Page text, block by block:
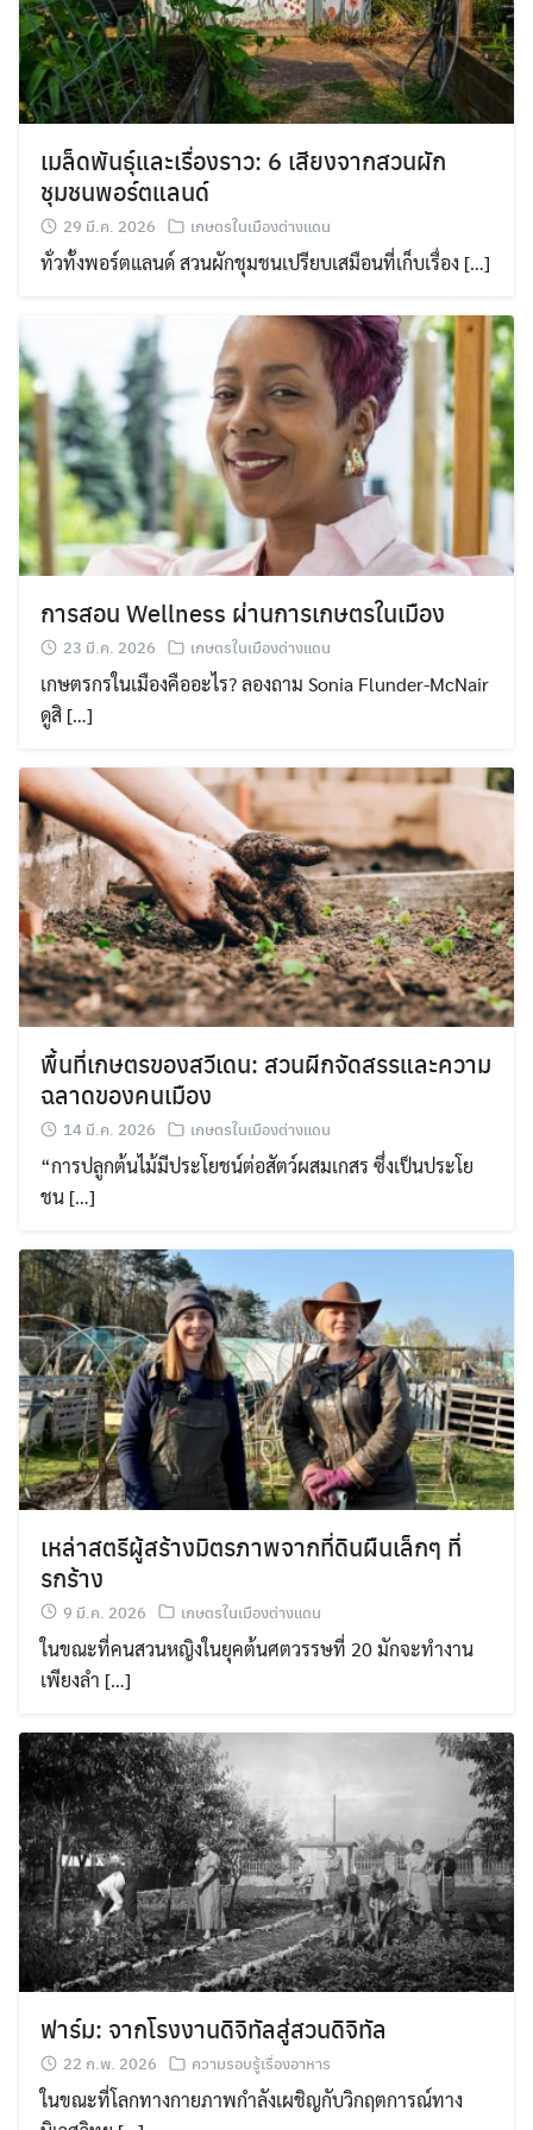
Search
for: Search
เมล็ดพันธุ์และเรื่องราว: 6 เสียงจากสวนผัก
ชุมชนพอร์ตแลนด์
29 มี.ค. 2026 เกษตรในเมืองต่างแดน
ทั่วทั้งพอร์ตแลนด์ สวนผักชุมชนเปรียบเสมือนที่เก็บเรื่อง […]
การสอน Wellness ผ่านการเกษตรในเมือง
23 มี.ค. 2026 เกษตรในเมืองต่างแดน
เกษตรกรในเมืองคืออะไร? ลองถาม Sonia Flunder-McNair
ดูสิ […]
พื้นที่เกษตรของสวีเดน: สวนผีกจัดสรรและความ
ฉลาดของคนเมือง
14 มี.ค. 2026 เกษตรในเมืองต่างแดน
“การปลูกต้นไม้มีประโยชน์ต่อสัตว์ผสมเกสร ซึ่งเป็นประโย
ชน […]
เหล่าสตรีผู้สร้างมิตรภาพจากที่ดินผืนเล็กๆ ที่
รกร้าง
9 มี.ค. 2026 เกษตรในเมืองต่างแดน
ในขณะที่คนสวนหญิงในยุคต้นศตวรรษที่ 20 มักจะทำงาน
เพียงลำ […]
ฟาร์ม: จากโรงงานดิจิทัลสู่สวนดิจิทัล
22 ก.พ. 2026 ความรอบรู้เรื่องอาหาร
ในขณะที่โลกทางกายภาพกำลังเผชิญกับวิกฤตการณ์ทาง